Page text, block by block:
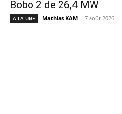
Bobo 2 de 26,4 MW
A LA UNE Mathias KAM - 7 août 2026